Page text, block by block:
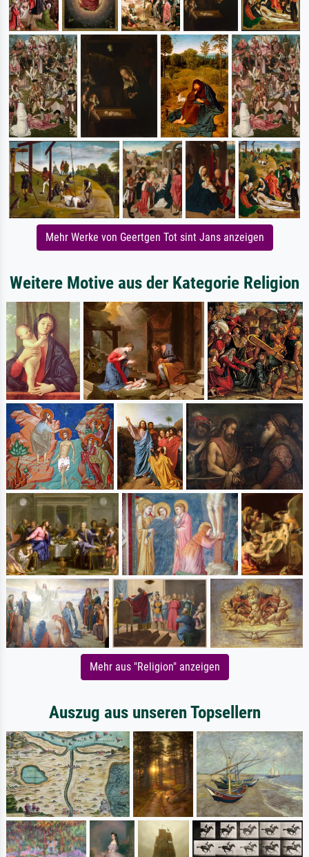
Mehr Werke von Geertgen Tot sint Jans anzeigen
Weitere Motive aus der Kategorie Religion
Mehr aus "Religion" anzeigen
Auszug aus unseren Topsellern